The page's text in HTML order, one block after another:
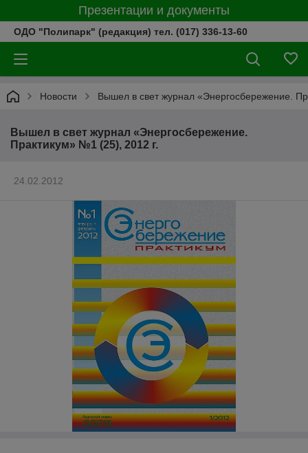
Презентации и документы
ОДО "Полипарк" (редакция) тел. (017) 336-13-60
Новости Вышел в свет журнал «Энергосбережение.
Вышел в свет журнал «Энергосбережение.
Практикум» №1 (25), 2012 г.
24.02.2012